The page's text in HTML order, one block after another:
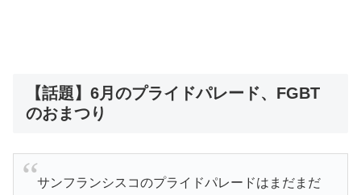
【話題】6月のプライドパレード、FGBT
のおまつり
サンフランシスコのプライドパレードはまだまだ